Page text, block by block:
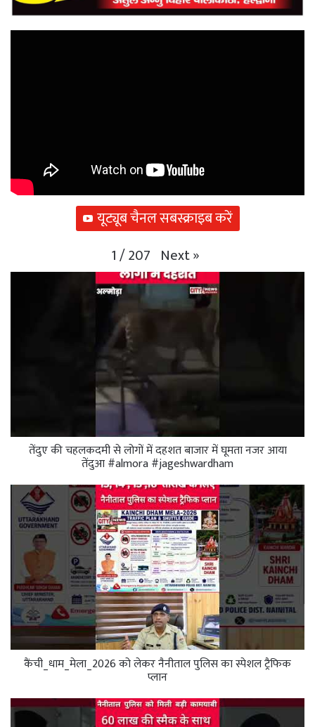
यूट्यूब चैनल सबस्क्राइब करें
1/207 Next»
तेंदुए की चहलकदमी से लोगों में दहशत बाजार में घूमता नजर आया
तेंदुआ #almora #jageshwardham
कैंची_धाम_मेला_2026 को लेकर नैनीताल पुलिस का स्पेशल ट्रैफिक
प्लान